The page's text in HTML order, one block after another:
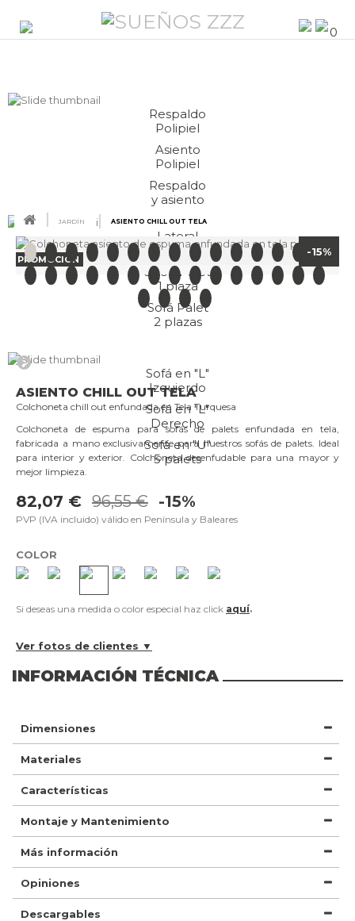
Respaldo
Polipiel
Asiento
Polipiel
Respaldo
y asiento
Lateral
Polipiel
Sillón Palet
1 plaza
Sofá Palet
2 plazas
Sofá en "L"
Izquierdo
Sofá en "L"
Derecho
Sofá en "U"
5 palets
JARDÍN ASIENTO CHILL OUT TELA
-15%
PROMOCIÓN
ASIENTO CHILL OUT TELA
Colchoneta chill out enfundada en Tela Turquesa
Colchoneta de espuma para sofás de palets enfundada en tela,
fabricada a mano exclusivamente para nuestros sofás de palets. Ideal
para interior y exterior. Colchoneta desenfudable para una mayor y
mejor limpieza.
82,07 € 96,55 € -15%
PVP (IVA incluido) válido en Península y Baleares
COLOR
Si deseas una medida o color especial haz click aquí.
Ver fotos de clientes ▼
INFORMACIÓN TÉCNICA
Dimensiones
Materiales
Características
Montaje y Mantenimiento
Más información
Opiniones
Descargables
0